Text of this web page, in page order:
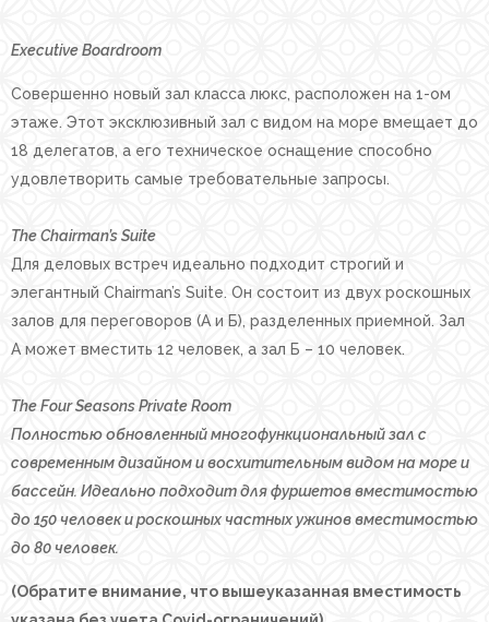
Executive Boardroom
Совершенно новый зал класса люкс, расположен на 1-ом
этаже. Этот эксклюзивный зал с видом на море вмещает до
18 делегатов, а его техническое оснащение способно
удовлетворить самые требовательные запросы.
The Chairman’s Suite
Для деловых встреч идеально подходит строгий и
элегантный Chairman’s Suite. Он состоит из двух роскошных
залов для переговоров (А и Б), разделенных приемной. Зал
А может вместить 12 человек, а зал Б – 10 человек.
The Four Seasons Private Room
Полностью обновленный многофункциональный зал с
современным дизайном и восхитительным видом на море и
бассейн. Идеально подходит для фуршетов вместимостью
до 150 человек и роскошных частных ужинов вместимостью
до 80 человек.
(Обратите внимание, что вышеуказанная вместимость